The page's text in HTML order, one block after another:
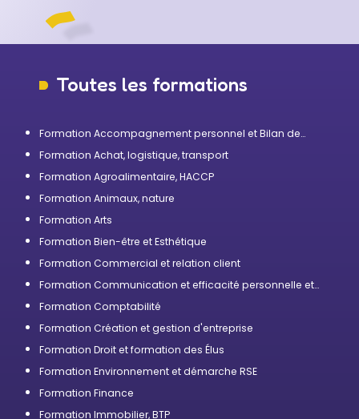
Toutes les formations
Formation Accompagnement personnel et Bilan de
Formation Achat, logistique, transport
Formation Agroalimentaire, HACCP
Formation Animaux, nature
Formation Arts
Formation Bien-être et Esthétique
Formation Commercial et relation client
Formation Communication et efficacité personnelle et
Formation Comptabilité
Formation Création et gestion d'entreprise
Formation Droit et formation des Élus
Formation Environnement et démarche RSE
Formation Finance
Formation Immobilier, BTP